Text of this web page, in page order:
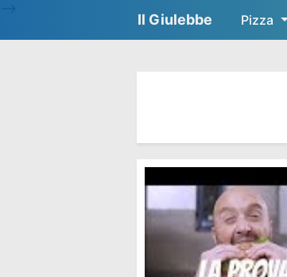
Il Giulebbe Pizza